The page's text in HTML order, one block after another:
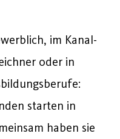
im Kanal-
oder in
starten in
haben sie